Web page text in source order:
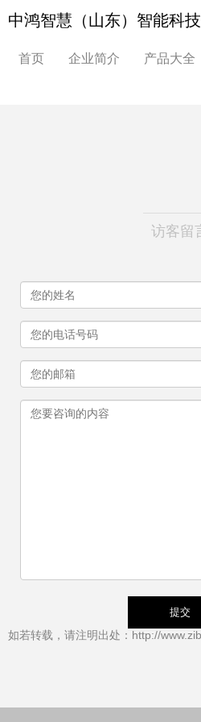
中鸿智慧（山东）智能科
首页 企业简介 产品大全
访客留
如若转载，请注明出处：http://